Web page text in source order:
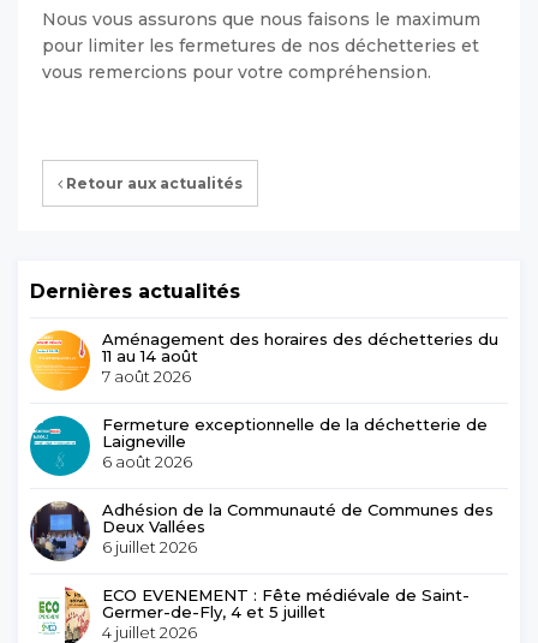
Nous vous assurons que nous faisons le maximum
pour limiter les fermetures de nos déchetteries et
vous remercions pour votre compréhension.
Retour aux actualités
Dernières actualités
Aménagement des horaires des déchetteries du
11 au 14 août
7 août 2026
Fermeture exceptionnelle de la déchetterie de
Laigneville
6 août 2026
Adhésion de la Communauté de Communes des
Deux Vallées
6 juillet 2026
ECO EVENEMENT : Fête médiévale de Saint-
Germer-de-Fly, 4 et 5 juillet
4 juillet 2026